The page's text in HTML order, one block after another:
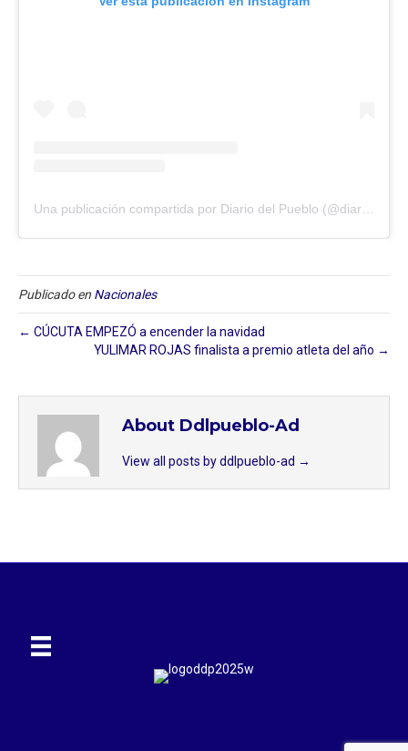
Publicado en Nacionales
← CÚCUTA EMPEZÓ a encender la navidad
YULIMAR ROJAS finalista a premio atleta del año →
About Ddlpueblo-Ad
View all posts by ddlpueblo-ad →